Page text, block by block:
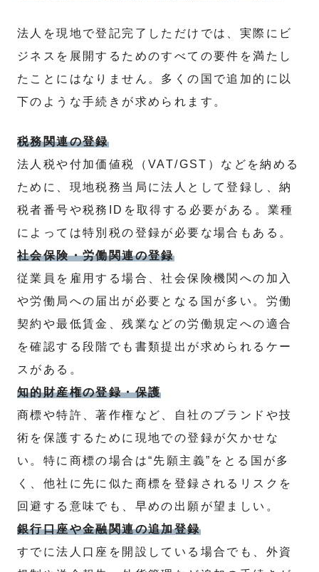
法人を現地で登記完了しただけでは、実際にビ
ジネスを展開するためのすべての要件を満たし
たことにはなりません。多くの国で追加的に以
下のような手続きが求められます。
税務関連の登録
法人税や付加価値税（VAT/GST）などを納める
ために、現地税務当局に法人として登録し、納
税者番号や税務IDを取得する必要がある。業種
によっては特別税の登録が必要な場合もある。
社会保険・労働関連の登録
従業員を雇用する場合、社会保険機関への加入
や労働局への届出が必要となる国が多い。労働
契約や最低賃金、残業などの労働規定への適合
を確認する段階でも書類提出が求められるケー
スがある。
知的財産権の登録・保護
商標や特許、著作権など、自社のブランドや技
術を保護するために現地での登録が欠かせな
い。特に商標の場合は“先願主義”をとる国が多
く、他社に先に似た商標を登録されるリスクを
回避する意味でも、早めの出願が望ましい。
銀行口座や金融関連の追加登録
すでに法人口座を開設している場合でも、外資